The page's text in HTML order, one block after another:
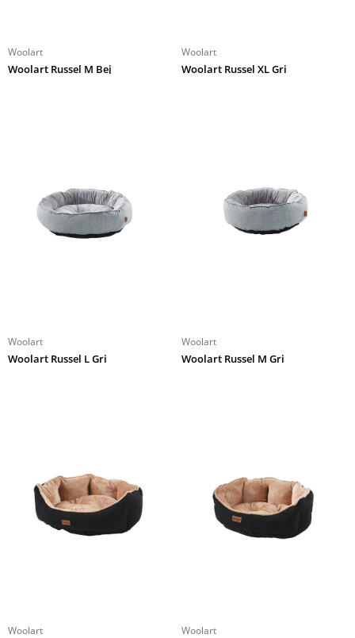
Woolart
Woolart Russel M Bej
Woolart
Woolart Russel XL Gri
Woolart
Woolart Russel L Gri
Woolart
Woolart Russel M Gri
Woolart Woolart